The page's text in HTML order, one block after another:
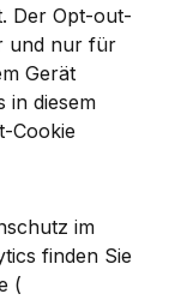
Der Opt-out-
und nur für
Gerät
in diesem
Cookie
im
finden Sie
(